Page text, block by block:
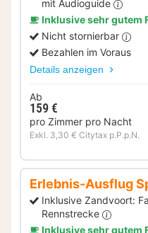
mit Audioguide
Inklusive sehr gutem
Nicht stornierbar
Bezahlen im Voraus
Details anzeigen
Ab
159 €
pro Zimmer pro Nacht
Exkl. 3,30 € Citytax p.P.p.N.
Erlebnis-Ausflug
Inklusive Zandvoort:
Rennstrecke
Inklusive sehr gutem